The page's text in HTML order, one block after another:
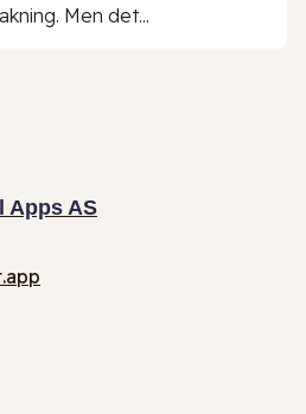
Men det...
Apps AS